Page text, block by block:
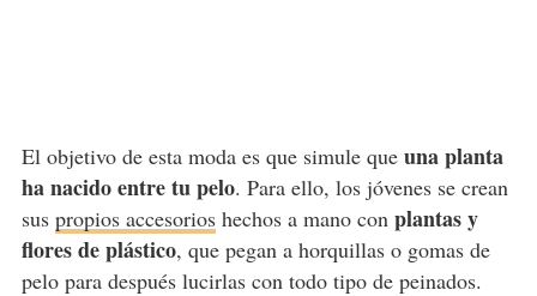
El objetivo de esta moda es que simule que una planta
ha nacido entre tu pelo. Para ello, los jóvenes se crean
sus propios accesorioshechos a mano con plantas y
flores de plástico, que pegan a horquillas o gomas de
pelo para después lucirlas con todo tipo de peinados.